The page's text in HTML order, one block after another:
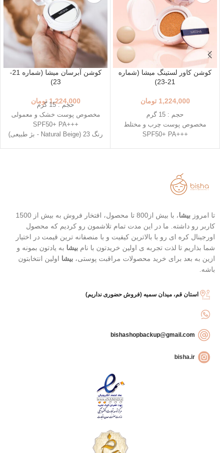
کوشن کاور لستینگ میشا (شماره
21-23)
1,224,000 تومان
حجم : 15 گرم
مخصوص پوست چرب و مختلط
+++SPF50+ PA
قابل حمل
بهترین گزینه برای تمدید ضد آفتاب
کوشن آبرسان میشا (شماره 21-
23)
1,224,000 تومان
حجم : 15 گرم
مخصوص پوست خشک و معمولی
+++SPF50+ PA
رنگ 23 (Natural Beige - بژ طبیعی)
تا امروز بیشا
، با بیش از800 تا محصول، افتخار فروش به بیش از 1500
کاربر رو داشته. ما در این مدت تمام تلاشمون رو کردیم که محصول
اورجینال کره ای رو با بالاترین کیفیت و با منصفانه ترین قیمت در اختیار
شما بذاریم تا لذت تجربه ی اولین خریدتون با نام بیشا به یادتون بمونه و
ازین به بعد برای خرید محصولات مراقبت پوستی، بیشا اولین انتخابتون
باشه.
استان قم، میدان سمیه (فروش حضوری نداریم)
bisha.ir